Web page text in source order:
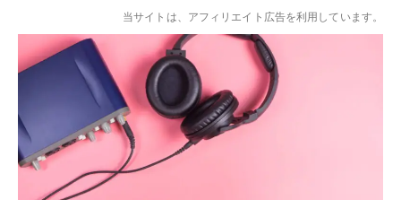
当サイトは、アフィリエイト広告を利用しています。